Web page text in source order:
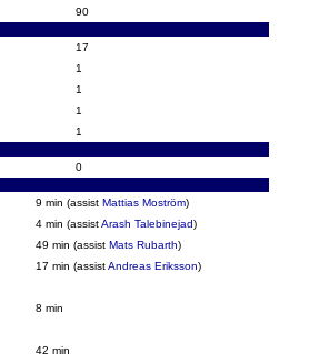
90
17
1
1
1
1
0
9 min (assist Mattias Moström)
4 min (assistArash Talebinejad)
49 min (assist Mats Rubarth)
17 min (assistAndreas Eriksson)
8 min
42 min